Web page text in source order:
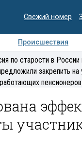
Свежий номер
Происшествия
по старости в
закрепить на